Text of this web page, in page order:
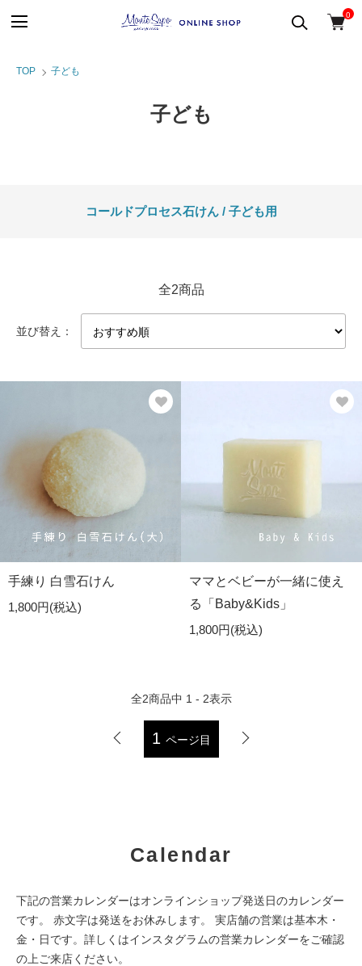
0
TOP 子ども
子ども
コールドプロセス石けん / 子ども用
全2商品
並び替え：
手練り 白雪石けん
1,800円(税込)
ママとベビーが一緒に使え
る「Baby&Kids」
1,800円(税込)
全2商品中 1 - 2表示
1 ページ目
Calendar
下記の営業カレンダーはオンラインショップ発送日のカレンダー
です。 赤文字は発送をお休みします。 実店舗の営業は基本木・
金・日です。詳しくはインスタグラムの営業カレンダーをご確認
の上ご来店ください。